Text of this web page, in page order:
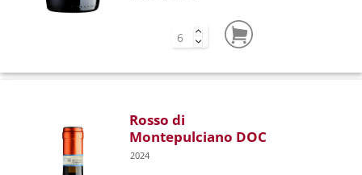
Rosso di
Montepulciano DOC
2024